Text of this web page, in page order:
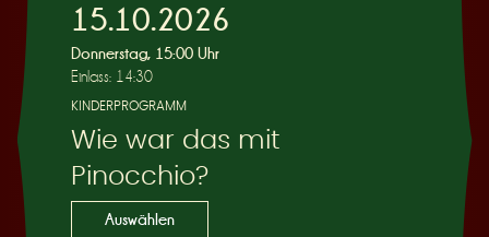
15.10.2026
Donnerstag, 15:00 Uhr
Einlass: 14:30
KINDERPROGRAMM
Wie war das mit
Pinocchio?
Auswählen